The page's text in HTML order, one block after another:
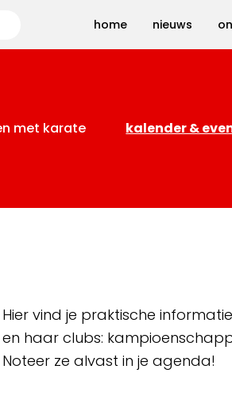
home nieuws
met karate kalender &
Hier vind je praktische
en haar clubs:
Noteer ze alvast in je agenda!